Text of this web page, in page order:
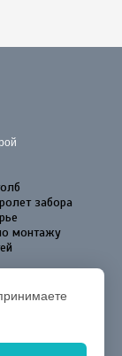
забора
монтажу
данных